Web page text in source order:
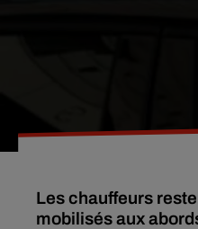
Les chauffeurs
mobilisés aux